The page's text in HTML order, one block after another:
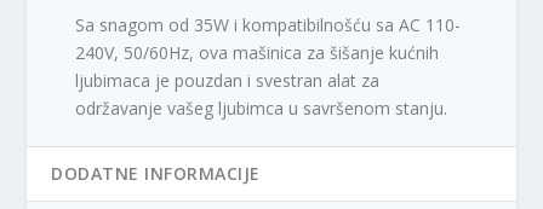
Sa snagom od 35W i kompatibilnošću sa AC 110-
240V, 50/60Hz, ova mašinica za šišanje kućnih
ljubimaca je pouzdan i svestran alat za
održavanje vašeg ljubimca u savršenom stanju.
DODATNE INFORMACIJE